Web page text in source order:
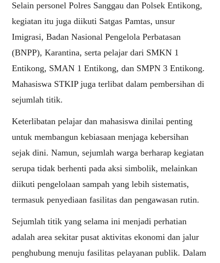
Selain personel Polres Sanggau dan Polsek Entikong,
kegiatan itu juga diikuti Satgas Pamtas, unsur
Imigrasi, Badan Nasional Pengelola Perbatasan
(BNPP), Karantina, serta pelajar dari SMKN 1
Entikong, SMAN 1 Entikong, dan SMPN 3 Entikong.
Mahasiswa STKIP juga terlibat dalam pembersihan di
sejumlah titik.
Keterlibatan pelajar dan mahasiswa dinilai penting
untuk membangun kebiasaan menjaga kebersihan
sejak dini. Namun, sejumlah warga berharap kegiatan
serupa tidak berhenti pada aksi simbolik, melainkan
diikuti pengelolaan sampah yang lebih sistematis,
termasuk penyediaan fasilitas dan pengawasan rutin.
Sejumlah titik yang selama ini menjadi perhatian
adalah area sekitar pusat aktivitas ekonomi dan jalur
penghubung menuju fasilitas pelayanan publik. Dalam